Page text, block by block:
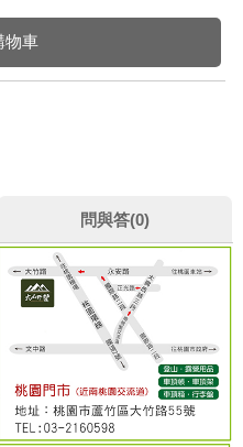
物車
問與答(0)